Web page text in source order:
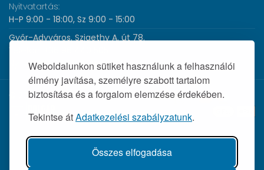
Weboldalunkon sütiket használunk a felhasználói
élmény javítása, személyre szabott tartalom
biztosítása és a forgalom elemzése érdekében.
Tekintse átAdatkezelési szabályzatunk.
Összes elfogadása
Nyitvatartás:
H-P 9:00 - 18:00, Sz 9:00 - 15:00
Győr-Adyváros, Szigethy A. út 78.
Telefon:
Nyitvatartás:H-P 8:00 - 17:00
© 2026 Wolf Orvosi Műszer Kft. |